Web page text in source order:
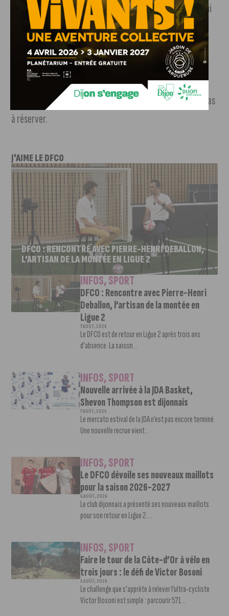
sociaux (suivre notre lien) , les images des soirées House qui
vous attendent chaque vendredi du mois, jusqu’à fin août,
sur le toit-terrasse du Bar Expérientiel, à la Cité de la
gastronomie. L’entrée est payante et inclut un verre au
choix. Prochaine soirée du collectif de DJ « Housology » :
vendredi 16 août ! Les places sont prisées alors n’hésitez pas
à réserver.
J'AIME LE DFCO
DFCO : RENCONTRE AVEC PIERRE-HENRI DEBALLON,
L’ARTISAN DE LA MONTÉE EN LIGUE 2
INFOS,SPORT
DFCO : Rencontre avec Pierre-Henri
Deballon, l’artisan de la montée en
Ligue 2
7 AOÛT, 2026
Le DFCO est de retour en Ligue 2 après trois ans
d’absence. La saison...
INFOS,SPORT
Nouvelle arrivée à la JDA Basket,
Shevon Thompson est dijonnais
7 AOÛT, 2026
Le mercato estival de la JDA n’est pas encore terminé.
Une nouvelle recrue vient...
INFOS,SPORT
Le DFCO dévoile ses nouveaux maillots
pour la saison 2026-2027
6 AOÛT, 2026
Le club dijonnais a présenté ses nouveaux maillots
pour son retour en Ligue 2....
INFOS,SPORT
Faire le tour de la Côte-d’Or à vélo en
trois jours : le défi de Victor Bosoni
5 AOÛT, 2026
Le challenge que s’apprête à relever l’ultra-cycliste
Victor Bosoni est simple : parcourir 571...